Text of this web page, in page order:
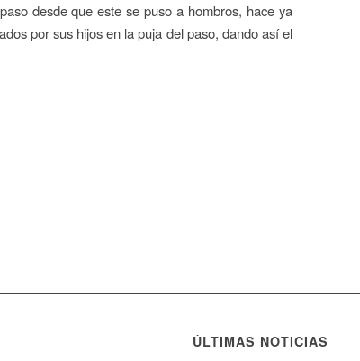
desde que este se puso a hombros, hace ya
por sus hijos en la puja del paso, dando así el
ÚLTIMAS NOTICIAS